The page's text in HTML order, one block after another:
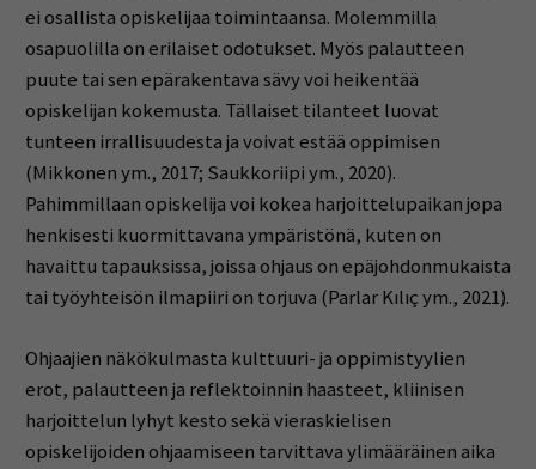
ei osallista opiskelijaa toimintaansa. Molemmilla
osapuolilla on erilaiset odotukset. Myös palautteen
puute tai sen epärakentava sävy voi heikentää
opiskelijan kokemusta. Tällaiset tilanteet luovat
tunteen irrallisuudesta ja voivat estää oppimisen
(Mikkonen ym., 2017; Saukkoriipi ym., 2020).
Pahimmillaan opiskelija voi kokea harjoittelupaikan jopa
henkisesti kuormittavana ympäristönä, kuten on
havaittu tapauksissa, joissa ohjaus on epäjohdonmukaista
tai työyhteisön ilmapiiri on torjuva (Parlar Kılıç ym., 2021).
Ohjaajien näkökulmasta kulttuuri- ja oppimistyylien
erot, palautteen ja reflektoinnin haasteet, kliinisen
harjoittelun lyhyt kesto sekä vieraskielisen
opiskelijoiden ohjaamiseen tarvittava ylimääräinen aika